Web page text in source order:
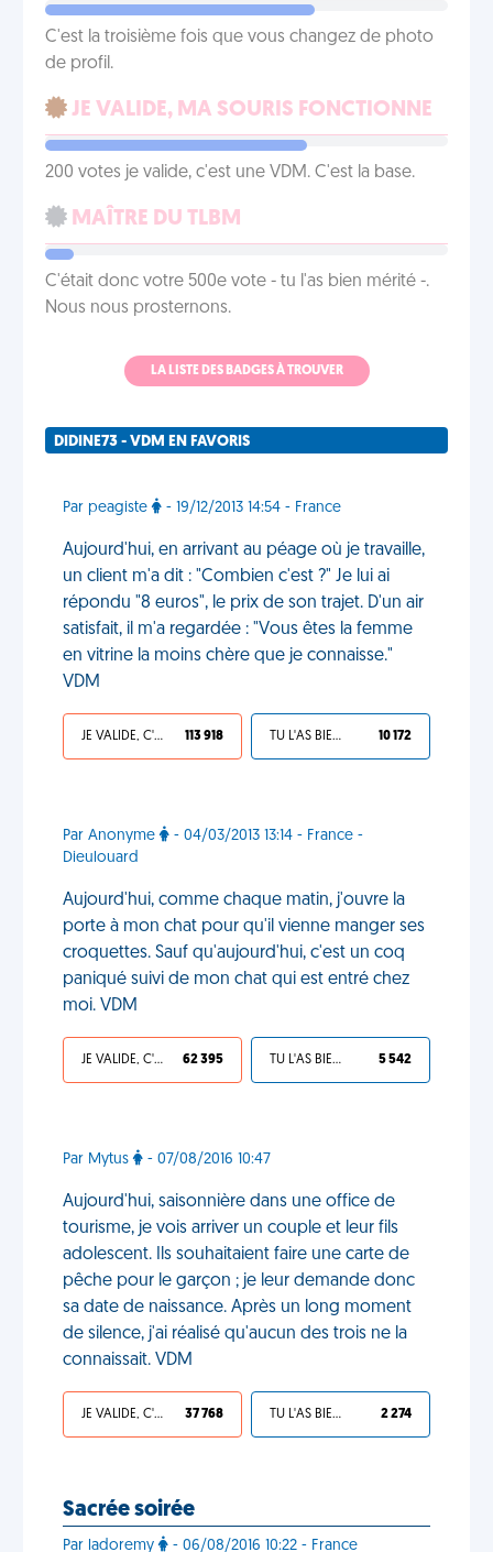
C'est la troisième fois que vous changez de photo
de profil.
JE VALIDE, MA SOURIS FONCTIONNE
200 votes je valide, c'est une VDM. C'est la base.
MAÎTRE DU TLBM
C'était donc votre 500e vote - tu l'as bien mérité -.
Nous nous prosternons.
LA LISTE DES BADGES À TROUVER
DIDINE73 - VDM EN FAVORIS
Par peagiste - 19/12/2013 14:54 - France
Aujourd'hui, en arrivant au péage où je travaille,
un client m'a dit : "Combien c'est ?" Je lui ai
répondu "8 euros", le prix de son trajet. D'un air
satisfait, il m'a regardée : "Vous êtes la femme
en vitrine la moins chère que je connaisse."
VDM
JE VALIDE, C'EST UNE VDM 113 918 TU L'AS BIEN MÉRITÉ 10 172
Par Anonyme
- 04/03/2013 13:14 - France -
Dieulouard
Aujourd'hui, comme chaque matin, j'ouvre la
porte à mon chat pour qu'il vienne manger ses
croquettes. Sauf qu'aujourd'hui, c'est un coq
paniqué suivi de mon chat qui est entré chez
moi. VDM
JE VALIDE, C'EST UNE VDM 62 395 TU L'AS BIEN MÉRITÉ 5 542
Par Mytus - 07/08/2016 10:47
Aujourd'hui, saisonnière dans une office de
tourisme, je vois arriver un couple et leur fils
adolescent. Ils souhaitaient faire une carte de
pêche pour le garçon ; je leur demande donc
sa date de naissance. Après un long moment
de silence, j'ai réalisé qu'aucun des trois ne la
connaissait. VDM
JE VALIDE, C'EST UNE VDM 37 768 TU L'AS BIEN MÉRITÉ 2 274
Sacrée soirée
Par ladoremy - 06/08/2016 10:22 - France